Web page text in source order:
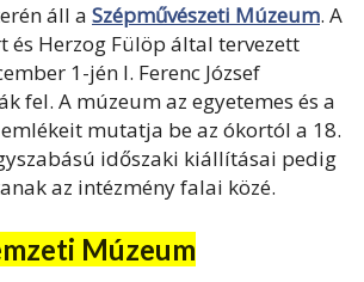
áll a Szépművészeti Múzeum. A
és Herzog Fülöp által tervezett
1-jén I. Ferenc József
fel. A múzeum az egyetemes és a
mutatja be az ókortól a 18.
időszaki kiállításai pedig
az intézmény falai közé.
Múzeum